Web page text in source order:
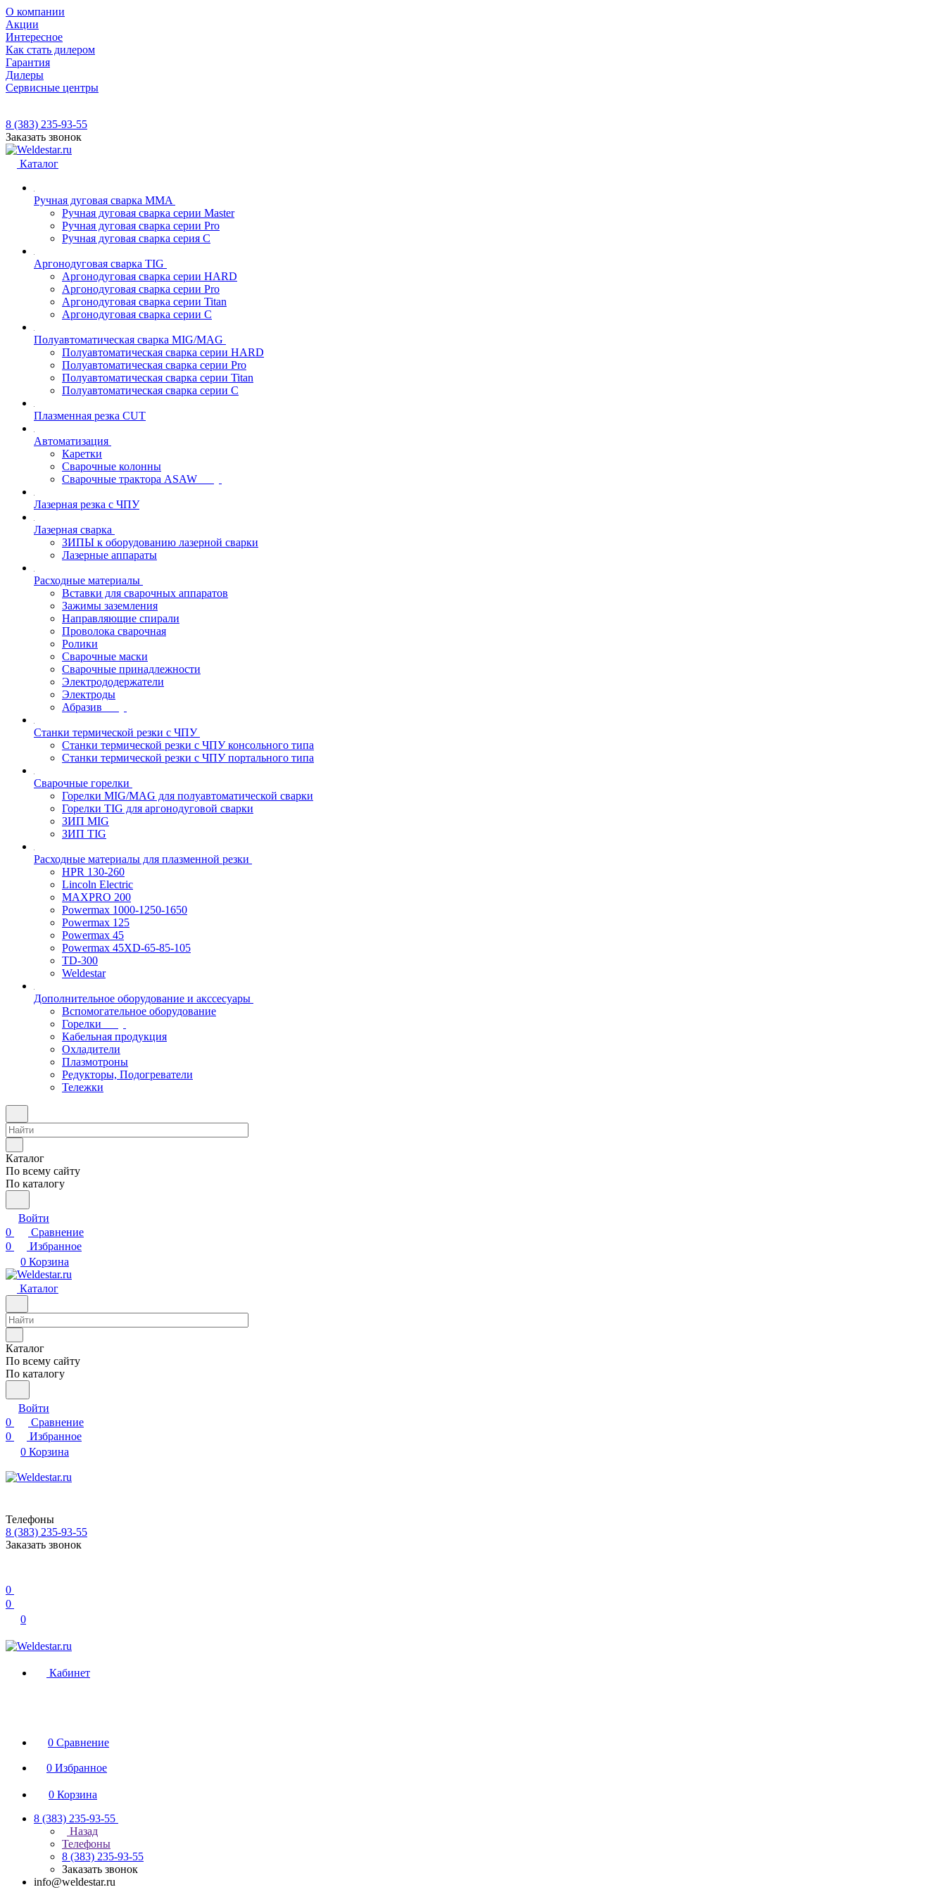
О компании
Акции
Интересное
Как стать дилером
Гарантия
Дилеры
Сервисные центры
8 (383) 235-93-55
Заказать звонок
Каталог
Ручная дуговая сварка MMA
Ручная дуговая сварка серии Master
Ручная дуговая сварка серии Pro
Ручная дуговая сварка серия С
Аргонодуговая сварка TIG
Аргонодуговая сварка серии HARD
Аргонодуговая сварка серии Pro
Аргонодуговая сварка серии Titan
Аргонодуговая сварка серии С
Полуавтоматическая сварка MIG/MAG
Полуавтоматическая сварка серии HARD
Полуавтоматическая сварка серии Pro
Полуавтоматическая сварка серии Titan
Полуавтоматическая сварка серии С
Плазменная резка CUT
Автоматизация
Каретки
Сварочные колонны
Сварочные трактора ASAW
Лазерная резка с ЧПУ
Лазерная сварка
ЗИПЫ к оборудованию лазерной сварки
Лазерные аппараты
Расходные материалы
Вставки для сварочных аппаратов
Зажимы заземления
Направляющие спирали
Проволока сварочная
Ролики
Сварочные маски
Сварочные принадлежности
Электрододержатели
Электроды
Абразив
Станки термической резки с ЧПУ
Станки термической резки с ЧПУ консольного типа
Станки термической резки с ЧПУ портального типа
Сварочные горелки
Горелки MIG/MAG для полуавтоматической сварки
Горелки TIG для аргонодуговой сварки
ЗИП MIG
ЗИП TIG
Расходные материалы для плазменной резки
HPR 130-260
Lincoln Electric
MAXPRO 200
Powermax 1000-1250-1650
Powermax 125
Powermax 45
Powermax 45XD-65-85-105
TD-300
Weldestar
Дополнительное оборудование и акссесуары
Вспомогательное оборудование
Горелки
Кабельная продукция
Охладители
Плазмотроны
Редукторы, Подогреватели
Тележки
Каталог
По всему сайту
По каталогу
Войти
0
Сравнение
0
Избранное
0 Корзина
Каталог
Каталог
По всему сайту
По каталогу
Войти
0
Сравнение
0
Избранное
0 Корзина
Телефоны
8 (383) 235-93-55
Заказать звонок
0
0
0
Кабинет
0 Сравнение
0 Избранное
0 Корзина
8 (383) 235-93-55
Назад
Телефоны
8 (383) 235-93-55
Заказать звонок
info@weldestar.ru